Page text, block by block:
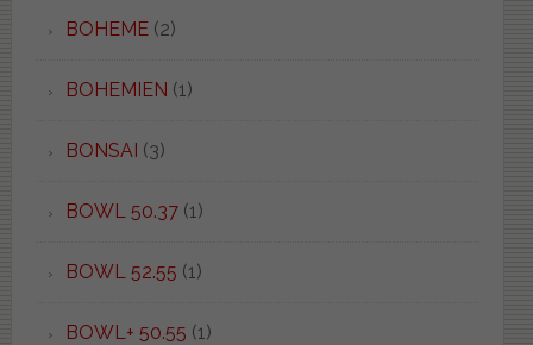
BOHEME(2)
BOHEMIEN (1)
BONSAI (3)
BOWL 50.37(1)
BOWL 52.55 (1)
BOWL+ 50.55 (1)